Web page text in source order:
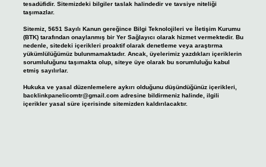
tesadüfidir. Sitemizdeki bilgiler taslak halindedir ve tavsiye niteliği
taşımazlar.
Sitemiz, 5651 Sayılı Kanun gereğince Bilgi Teknolojileri ve İletişim Kurumu
(BTK) tarafından onaylanmış bir Yer Sağlayıcı olarak hizmet vermektedir. Bu
nedenle, sitedeki içerikleri proaktif olarak denetleme veya araştırma
yükümlülüğümüz bulunmamaktadır. Ancak, üyelerimiz yazdıkları içeriklerin
sorumluluğunu taşımakta olup, siteye üye olarak bu sorumluluğu kabul
etmiş sayılırlar.
Hukuka ve yasal düzenlemelere aykırı olduğunu düşündüğünüz içerikleri,
backlinkpanelicomtr@gmail.comadresine bildirmeniz halinde, ilgili
içerikler yasal süre içerisinde sitemizden kaldırılacaktır.